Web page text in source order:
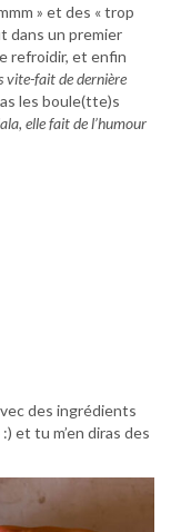
» et des « trop
dans un premier
refroidir, et enfin
vite-fait de dernière
les boule(tte)s
elle fait de l’humour
des ingrédients
et tu m’en diras des